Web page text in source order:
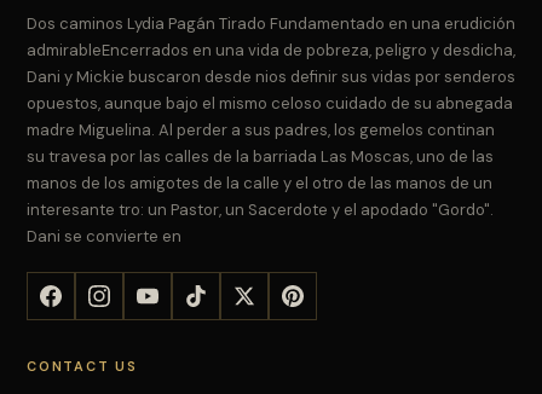
Dos caminos Lydia Pagán Tirado Fundamentado en una erudición
admirableEncerrados en una vida de pobreza, peligro y desdicha,
Dani y Mickie buscaron desde nios definir sus vidas por senderos
opuestos, aunque bajo el mismo celoso cuidado de su abnegada
madre Miguelina. Al perder a sus padres, los gemelos continan
su travesa por las calles de la barriada Las Moscas, uno de las
manos de los amigotes de la calle y el otro de las manos de un
interesante tro: un Pastor, un Sacerdote y el apodado "Gordo".
Dani se convierte en
CONTACT US